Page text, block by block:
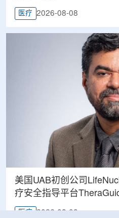
医疗 2026-08-08
美国UAB初创公司
疗安全指导平台
医疗 2026-08-08